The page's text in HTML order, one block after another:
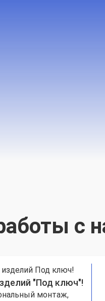
с
"Под ключ"!
монтаж,